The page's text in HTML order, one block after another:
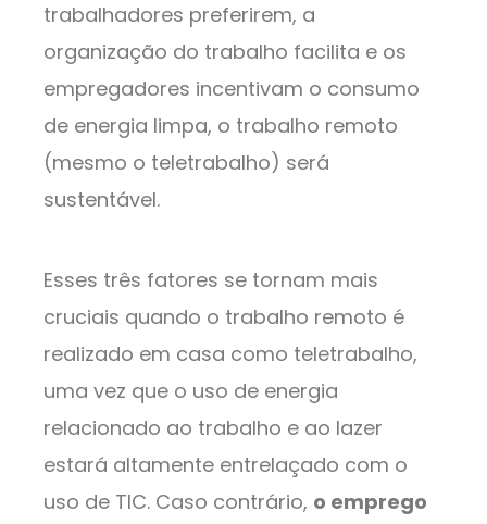
trabalhadores preferirem, a
organização do trabalho facilita e os
empregadores incentivam o consumo
de energia limpa, o trabalho remoto
(mesmo o teletrabalho) será
sustentável.
Esses três fatores se tornam mais
cruciais quando o trabalho remoto é
realizado em casa como teletrabalho,
uma vez que o uso de energia
relacionado ao trabalho e ao lazer
estará altamente entrelaçado com o
uso de TIC. Caso contrário, o emprego